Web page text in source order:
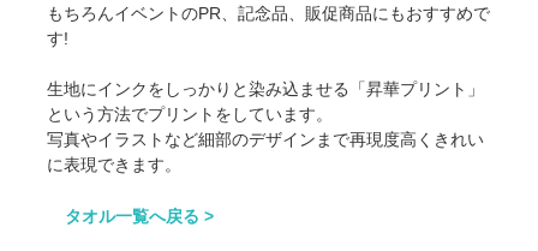
もちろんイベントのPR、記念品、販促商品にもおすすめで
す!
生地にインクをしっかりと染み込ませる「昇華プリント」
という方法でプリントをしています。
写真やイラストなど細部のデザインまで再現度高くきれい
に表現できます。
タオル一覧へ戻る >